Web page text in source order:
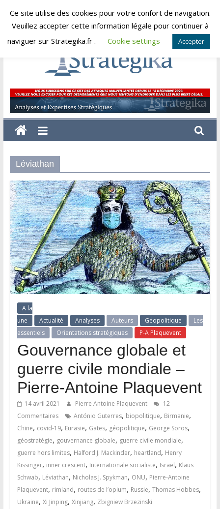
Skip
jeudi, août 6, 2026
Strategika
Expertise
et
Analyses
Léviathan
A la
une
Actualité Analyses Auteurs Géopolitique
Les
essentiels
Orientations stratégiques P-A Plaquevent
Gouvernance globale et
guerre civile mondiale –
Pierre-Antoine Plaquevent
14 avril 2021 Pierre Antoine Plaquevent
12
Commentaires
António Guterres, biopolitique, Birmanie,
Chine, covid-19, Eurasie, Gates, géopolitique, George Soros,
géostratégie, gouvernance globale, guerre civile mondiale,
guerre hors limites, Halford J. Mackinder, heartland, Henry
Kissinger, inner crescent, Internationale socialiste, Israël, Klaus
Schwab, Léviathan, Nicholas J. Spykman, ONU, Pierre-Antoine
Plaquevent, rimland, routes de l’opium, Russie, Thomas Hobbes,
Ukraine, Xi Jinping, Xinjiang, Zbigniew Brzezinski
Ce site utilise des cookies pour votre confort de navigation.
Veuillez accepter cette information légale pour continuer à
naviguer sur Strategika.fr .
Cookie settings Accepter